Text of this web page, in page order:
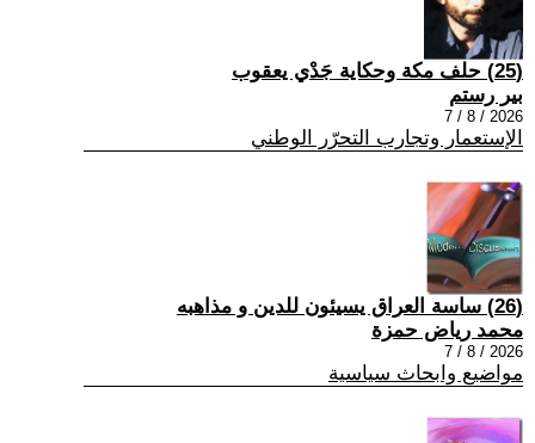
(25) حلف مكة وحكاية جَدْي يعقوب
بير رستم
2026 / 8 / 7
الإستعمار وتجارب التحرّر الوطني
(26) ساسة العراق يسيئون للدين و مذاهبه
محمد رياض حمزة
2026 / 8 / 7
مواضيع وابحاث سياسية